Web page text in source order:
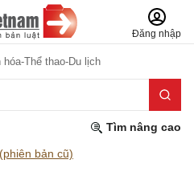
Đăng nhập
hóa-Thể thao-Du lịch
Tìm nâng cao
bản cũ)